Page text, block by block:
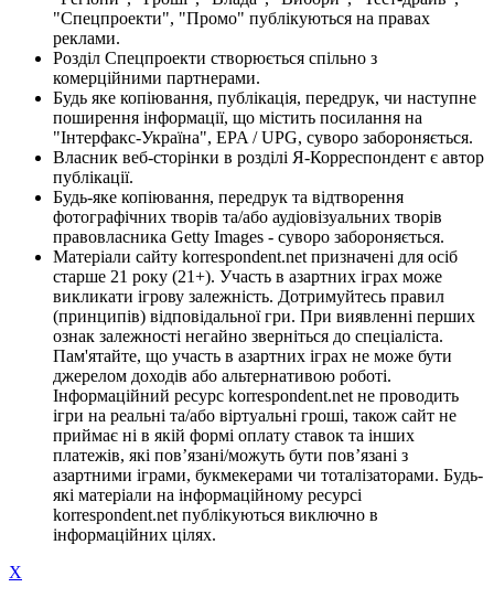
"Спецпроекти", "Промо" публікуються на правах
реклами.
Розділ Спецпроекти створюється спільно з
комерційними партнерами.
Будь яке копіювання, публікація, передрук, чи наступне
поширення інформації, що містить посилання на
"Інтерфакс-Україна", EPA / UPG, суворо забороняється.
Власник веб-сторінки в розділі Я-Корреспондент є автор
публікації.
Будь-яке копіювання, передрук та відтворення
фотографічних творів та/або аудіовізуальних творів
правовласника Getty Images - суворо забороняється.
Матеріали сайту korrespondent.net призначені для осіб
старше 21 року (21+). Участь в азартних іграх може
викликати ігрову залежність. Дотримуйтесь правил
(принципів) відповідальної гри. При виявленні перших
ознак залежності негайно зверніться до спеціаліста.
Пам'ятайте, що участь в азартних іграх не може бути
джерелом доходів або альтернативою роботі.
Інформаційний ресурс korrespondent.net не проводить
ігри на реальні та/або віртуальні гроші, також сайт не
приймає ні в якій формі оплату ставок та інших
платежів, які пов’язані/можуть бути пов’язані з
азартними іграми, букмекерами чи тоталізаторами. Будь-
які матеріали на інформаційному ресурсі
korrespondent.net публікуються виключно в
інформаційних цілях.
X